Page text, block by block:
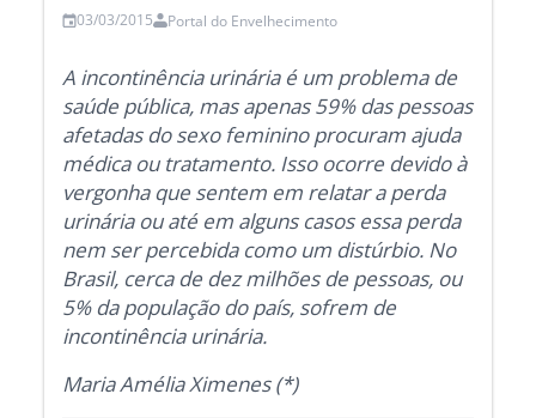
03/03/2015 Portal do Envelhecimento
A incontinência urinária é um problema de
saúde pública, mas apenas 59% das pessoas
afetadas do sexo feminino procuram ajuda
médica ou tratamento. Isso ocorre devido à
vergonha que sentem em relatar a perda
urinária ou até em alguns casos essa perda
nem ser percebida como um distúrbio. No
Brasil, cerca de dez milhões de pessoas, ou
5% da população do país, sofrem de
incontinência urinária.
Maria Amélia Ximenes (*)